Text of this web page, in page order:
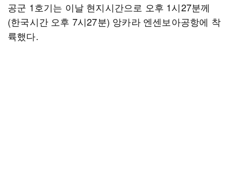
공군 1호기는 이날 현지시간으로 오후 1시27분께
(한국시간 오후 7시27분) 앙카라 엔센보아공항에 착
륙했다.